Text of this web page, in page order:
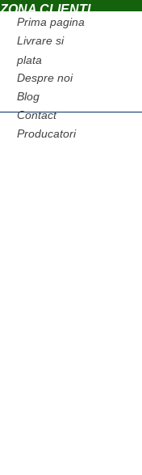
ZONA CLIENTI
Prima pagina
Livrare si
plata
Despre noi
Blog
Contact
Producatori